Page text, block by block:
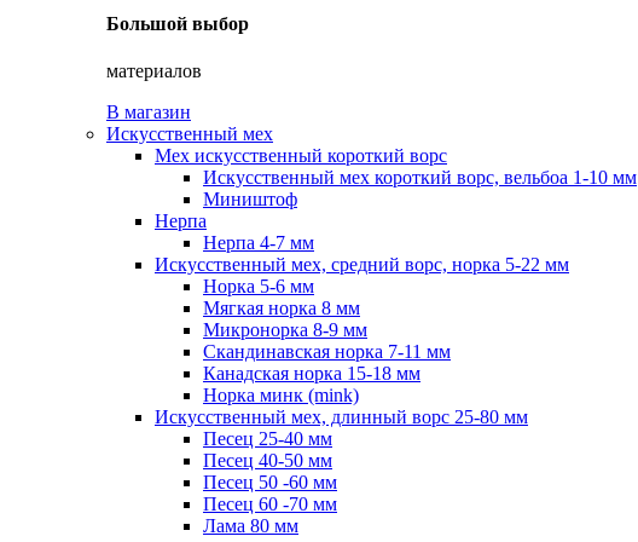
Большой выбор
материалов
В магазин
Искусственный мех
Мех искусственный короткий ворс
Искусственный мех короткий ворс, вельбоа 1-10 мм
Миништоф
Нерпа
Нерпа 4-7 мм
Искусственный мех, средний ворс, норка 5-22 мм
Норка 5-6 мм
Мягкая норка 8 мм
Микронорка 8-9 мм
Скандинавская норка 7-11 мм
Канадская норка 15-18 мм
Норка минк (mink)
Искусственный мех, длинный ворс 25-80 мм
Песец 25-40 мм
Песец 40-50 мм
Песец 50 -60 мм
Песец 60 -70 мм
Лама 80 мм